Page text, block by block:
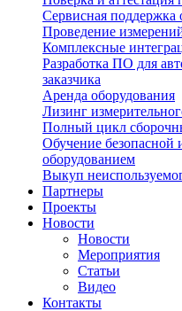
Сервисная поддержка
Проведение
Комплексные
Разработка ПО для
заказчика
Аренда оборудования
Лизинг
Полный цикл
Обучение безопасной
оборудованием
Выкуп
Партнеры
Проекты
Новости
Новости
Мероприятия
Статьи
Видео
Контакты